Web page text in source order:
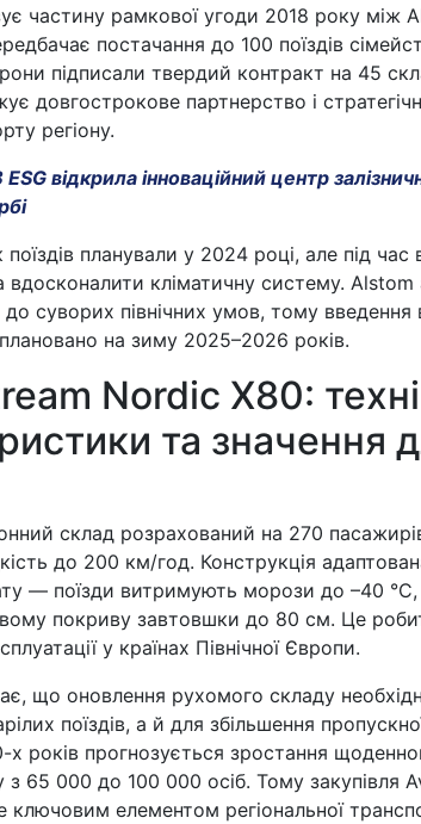
частину рамкової угоди 2018 року між
постачання до 100 поїздів
підписали твердий контракт на 45
довгострокове партнерство і
регіону.
ESG відкрила інноваційний центр
планували у 2024 році, але під час
вдосконалити кліматичну систему. Alstom
до суворих північних умов, тому введення
на зиму 2025–2026 років.
Nordic X80:
та значення
склад розрахований на 270
до 200 км/год. Конструкція
— поїзди витримують морози до –40
покриву завтовшки до 80 см. Це
у країнах Північної Європи.
що оновлення рухомого складу
поїздів, а й для збільшення
років прогнозується зростання
65 000 до 100 000 осіб. Тому закупівля
ключовим елементом регіональної